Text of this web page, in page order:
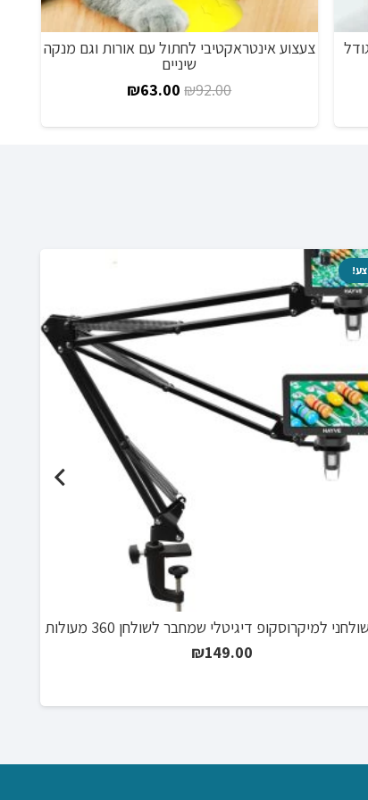
צעצוע אינטראקטיבי לחתול עם אורות וגם מנקה
שיניים
₪92.00
המחיר₪63.00
המחיר
למיקרוסקופ דיגיטלי שמחבר לשולחן 360 מעולות
₪149.00